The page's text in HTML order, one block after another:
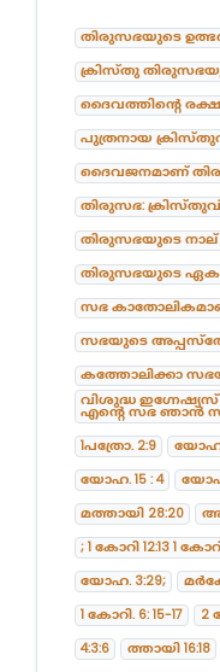
തിരുസഭയുടെ
ക്രിസ്തു
ദൈവത്തിന്റെ
പുത്രനായ
ദൈവജനമാണ്
തിരുസഭ:
തിരുസഭയുടെ
തിരുസഭയുടെ
സഭ
സഭയുടെ
കത്തോലിക്കാ
വിശുദ്ധ
എന്റെ സഭ ഞാൻ
1പത്രോ. 2:9
യോഹ.
യോഹ. 15 : 4
മത്തായി 28:20
; 1 കോറി 12:13 1
യോഹ. 3:29;
1 കോറി. 6: 15-17
2
4:3:6
ത്തായി 16:18